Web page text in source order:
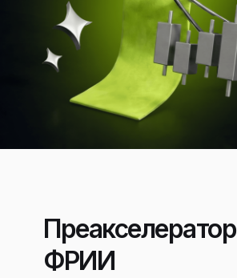
Преакселератор
ФРИИ